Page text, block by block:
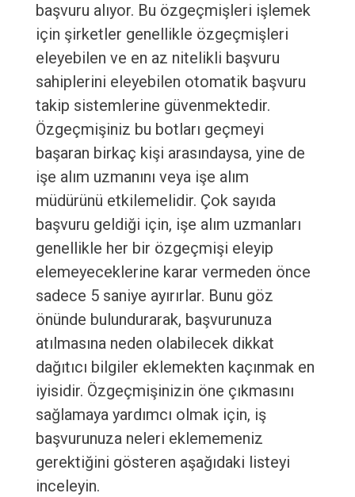
başvuru alıyor. Bu özgeçmişleri işlemek
için şirketler genellikle özgeçmişleri
eleyebilen ve en az nitelikli başvuru
sahiplerini eleyebilen otomatik başvuru
takip sistemlerine güvenmektedir.
Özgeçmişiniz bu botları geçmeyi
başaran birkaç kişi arasındaysa, yine de
işe alım uzmanını veya işe alım
müdürünü etkilemelidir. Çok sayıda
başvuru geldiği için, işe alım uzmanları
genellikle her bir özgeçmişi eleyip
elemeyeceklerine karar vermeden önce
sadece 5 saniye ayırırlar. Bunu göz
önünde bulundurarak, başvurunuza
atılmasına neden olabilecek dikkat
dağıtıcı bilgiler eklemekten kaçınmak en
iyisidir. Özgeçmişinizin öne çıkmasını
sağlamaya yardımcı olmak için, iş
başvurunuza neleri eklememeniz
gerektiğini gösteren aşağıdaki listeyi
inceleyin.